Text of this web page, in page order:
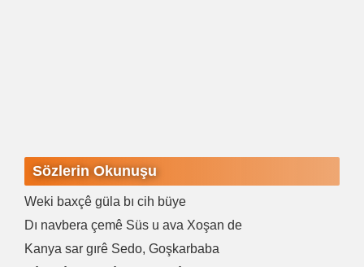
Sözlerin Okunuşu
Weki baxçê güla bı cih büye
Dı navbera çemê Süs u ava Xoşan de
Kanya sar gırê Sedo, Goşkarbaba